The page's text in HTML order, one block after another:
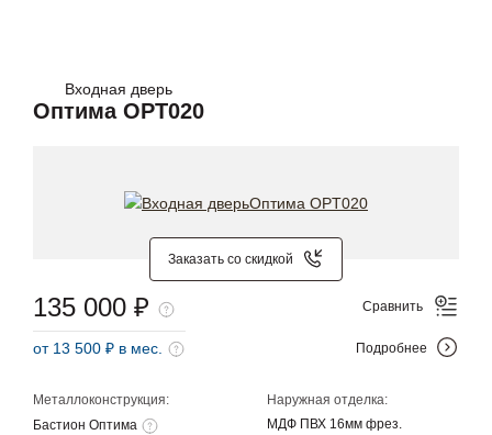
Входная дверь
Оптима OPT020
Заказать со скидкой
Металлоконструкция:
Бастион Оптима
Наружная отделка:
МДФ ПВХ 16мм фрез.
135 000 ₽
от 13 500 ₽ в мес.
Сравнить
Подробнее